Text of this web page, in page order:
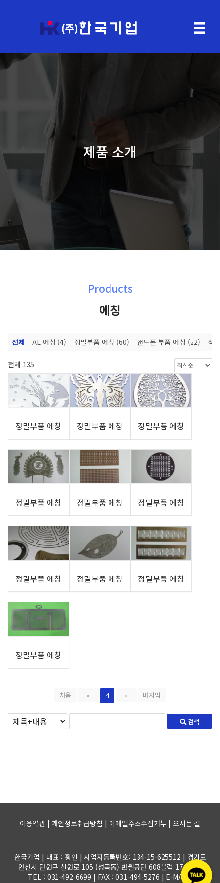
제품 소개
Products
에칭
전체 AL 에칭 (4) 정밀부품 에칭 (60) 핸드폰 부품 에칭 (22) 책
전체 135
정밀부품 에칭 정밀부품 에칭 정밀부품 에칭
정밀부품 에칭 정밀부품 에칭 정밀부품 에칭
정밀부품 에칭 정밀부품 에칭 정밀부품 에칭
정밀부품 에칭
처음 « 4 » 마지막
검색
이용약관 | 개인정보취급방침 | 이메일주소수집거부 | 오시는 길
한국기업 | 대표 : 황인 | 사업자등록번호: 134-15-625512 | 경기도
안산시 단원구 신원로 105 (성곡동) 반월공단 608블럭 17-1롯트
TEL : 031-492-6699 | FAX : 031-494-5276 | E-MAIL :